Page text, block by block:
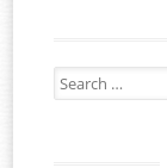
Search
for: